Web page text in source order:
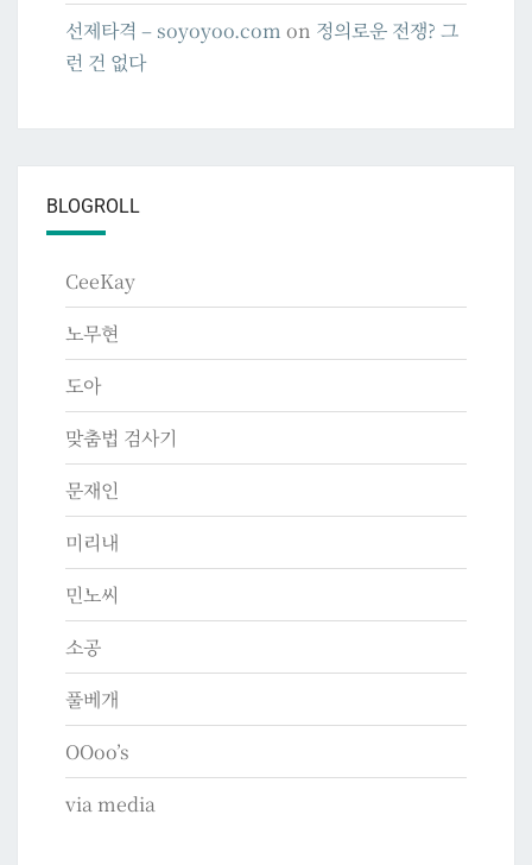
선제타격 – soyoyoo.com on 정의로운 전쟁? 그
런 건 없다
BLOGROLL
CeeKay
노무현
도아
맞춤법 검사기
문재인
미리내
민노씨
소공
풀베개
OOoo’s
via media